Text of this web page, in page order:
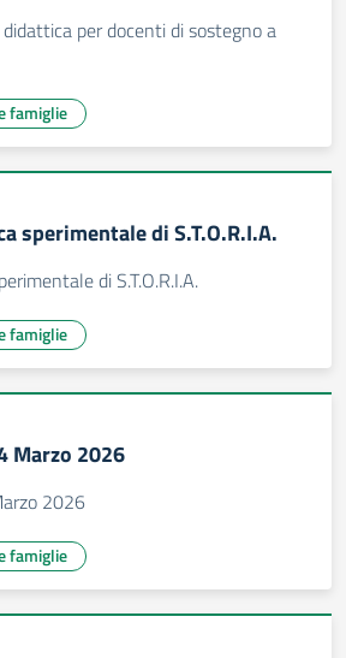
per docenti di sostegno a
famiglie
sperimentale di S.T.O.R.I.A.
di S.T.O.R.I.A.
famiglie
Marzo 2026
2026
famiglie